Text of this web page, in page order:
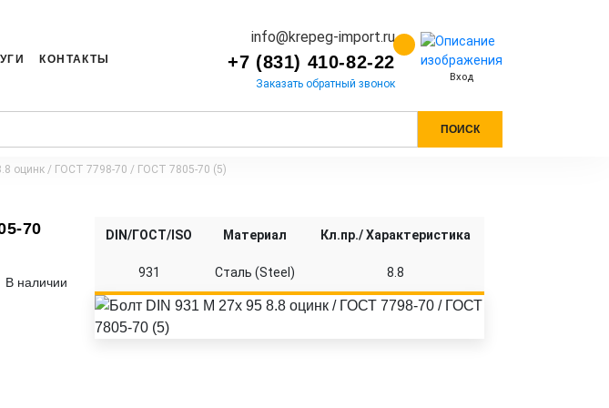
КОНТАКТЫ
info@krepeg-import.ru
+7 (831) 410-82-22
Заказать обратный звонок Вход
ПОИСК
оцинк / ГОСТ 7798-70 / ГОСТ 7805-70 (5)
70
В наличии
DIN/ГОСТ/ISO Материал Кл.пр./ Характеристика
931 Сталь (Steel) 8.8